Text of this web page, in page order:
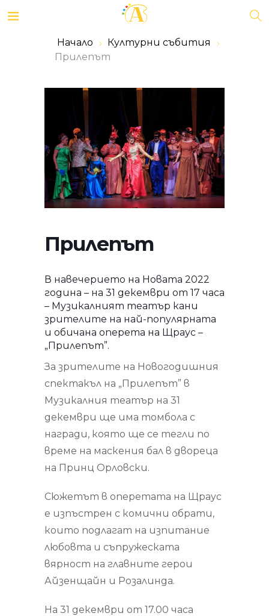
Начало
Културни събития
Прилепът
Прилепът
В навечерието на Новата 2022
година – на 31 декември от 17 часа
– Музикалният театър кани
зрителите на най-популярната
и обичана оперета на Щраус –
„Прилепът”.
За зрителите на Новогодишния
спектакъл на „Прилепът” в
Музикалния театър на 31
декември ще има томбола с
награди, която ще се тегли по
време на маскения бал в двореца
на Принц Орловски.
Сюжетът в оперетата на Щраус
е изпъстрен с комични обрати,
които подлагат на изпитание
любовта и съпружеската
вярност на главните герои
Айзенщайн и Розалинда.
На 31 декември от 17.00 часа